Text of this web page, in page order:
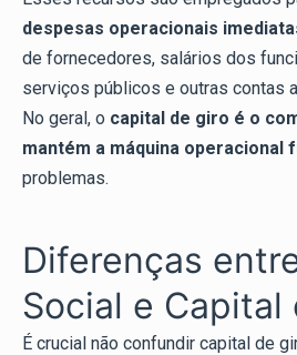
despesas operacionais
de fornecedores, salários dos
serviços públicos e outras contas
No geral, o capital de giro é o
mantém a máquina operacional
problemas.
Diferenças
Social e Capital
É crucial não confundir capital de